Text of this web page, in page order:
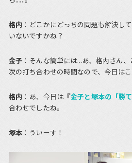
格内 ：どこかにどっちの問題も解決し
いないですかね？
金子 ：そんな簡単には...あ、格内さん
次の打ち合わせの時間なので、今日はこ
格内 ：あ、今日は『金子と塚本の「勝
合わせでしたね。
塚本 ：ういーす！